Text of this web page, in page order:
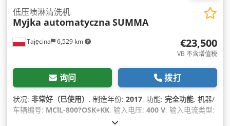
Tajęcina 6,529 km
低压喷淋清洗机
Myjka automatyczna SUMMA
€23,500
VB 不含增值税
询问 拨打
状况: 非常好（已使用） , 制造年份: 2017, 功能: 完全功能, 机器/
车辆编号: MClL-800?OSK+KK, 输入电压: 400 V, 输入电流类型:
2,330 毫米